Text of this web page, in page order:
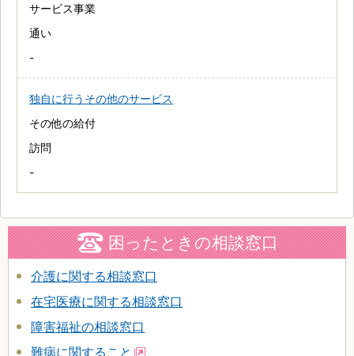
サービス事業
通い
-
独自に行うその他のサービス
その他の給付
訪問
-
困ったときの相談窓口
介護に関する相談窓口
在宅医療に関する相談窓口
障害福祉の相談窓口
難病に関すること